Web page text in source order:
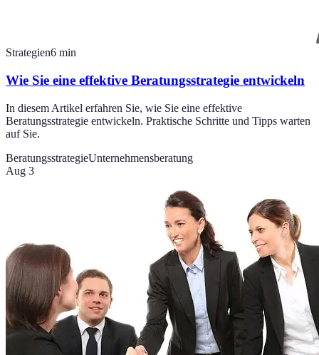
Strategien6 min
Wie Sie eine effektive Beratungsstrategie entwickeln
In diesem Artikel erfahren Sie, wie Sie eine effektive
Beratungsstrategie entwickeln. Praktische Schritte und Tipps warten
auf Sie.
BeratungsstrategieUnternehmensberatung
Aug 3